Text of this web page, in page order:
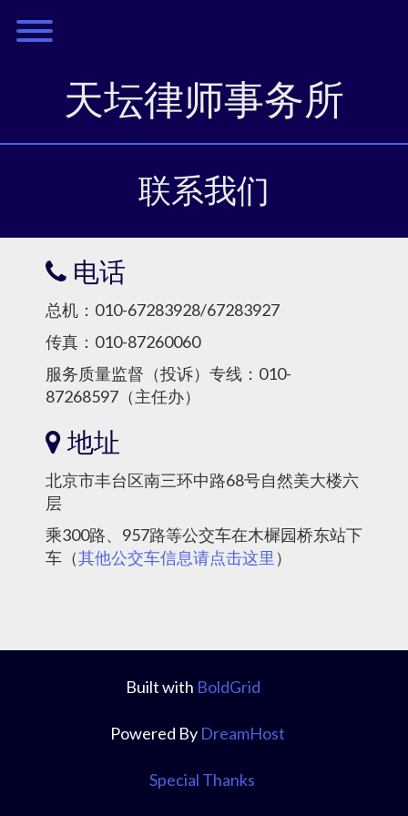
content
天坛律师事务所
联系我们
电话
总机：010-67283928/67283927
传真：010-87260060
服务质量监督（投诉）专线：010-
87268597（主任办）
地址
北京市丰台区南三环中路68号自然美大楼六
层
乘300路、957路等公交车在木樨园桥东站下
车（其他公交车信息请点击这里 ）
Built with BoldGrid
Powered By DreamHost
Special Thanks